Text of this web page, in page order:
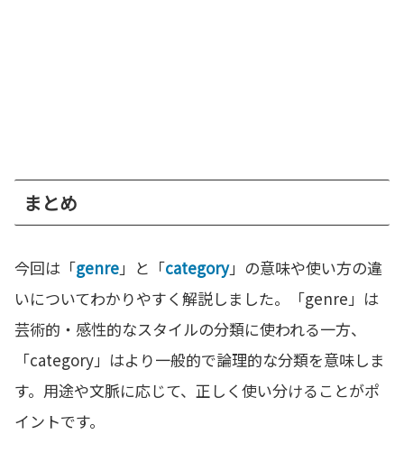
まとめ
今回は「genre」と「category」の意味や使い方の違
いについてわかりやすく解説しました。「genre」は
芸術的・感性的なスタイルの分類に使われる一方、
「category」はより一般的で論理的な分類を意味しま
す。用途や文脈に応じて、正しく使い分けることがポ
イントです。